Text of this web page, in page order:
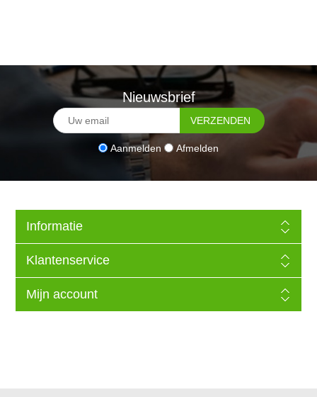
Nieuwsbrief
Aanmelden Afmelden
Informatie
Klantenservice
Mijn account